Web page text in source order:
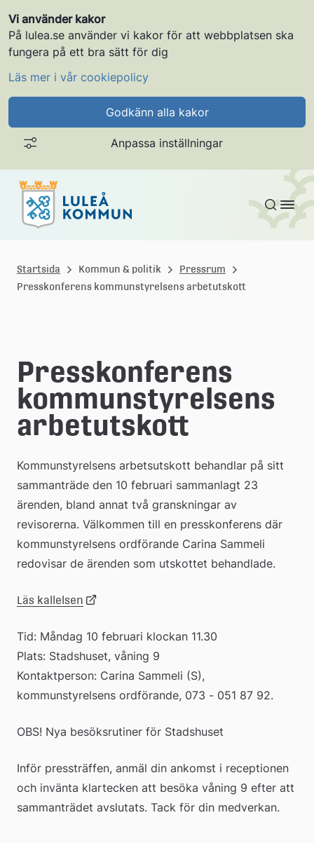
Vi använder kakor
På lulea.se använder vi kakor för att webbplatsen ska
fungera på ett bra sätt för dig
Läs mer i vår cookiepolicy
Godkänn alla kakor
Anpassa inställningar
Gå till innehållet
u
l
å
k
o
m
m
u
n
Startsida Kommun & politik
Pressrum
Presskonferens kommunstyrelsens arbetutskott
Presskonferens
kommunstyrelsens
arbetutskott
Kommunstyrelsens arbetsutskott behandlar på sitt
sammanträde den 10 februari sammanlagt 23
ärenden, bland annat två granskningar av
revisorerna. Välkommen till en presskonferens där
kommunstyrelsens ordförande Carina Sammeli
redovisar de ärenden som utskottet behandlade.
Läs kallelsen Länk
till
extern
Länk
till
ett
Tid: Måndag 10 februari klockan 11.30
Plats: Stadshuset, våning 9
Kontaktperson: Carina Sammeli (S),
kommunstyrelsens ordförande, 073 - 051 87 92.
OBS! Nya besöksrutiner för Stadshuset
Inför pressträffen, anmäl din ankomst i receptionen
och invänta klartecken att besöka våning 9 efter att
sammanträdet avslutats. Tack för din medverkan.